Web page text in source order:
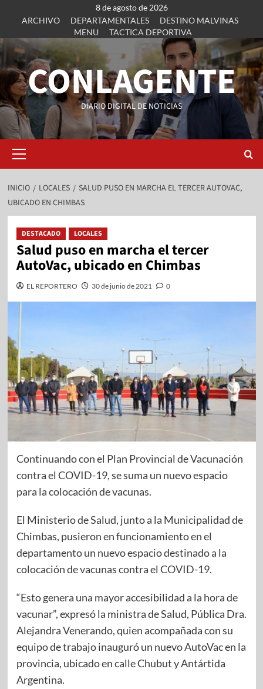
8 de agosto de 2026
ARCHIVO
DEPARTAMENTALES
DESTINO MALVINAS
MENU
TACTICA DEPORTIVA
CONLAGENTE
DIARIO DIGITAL DE NOTICIAS
INICIO LOCALES
SALUD PUSO EN MARCHA EL TERCER AUTOVAC,
UBICADO EN CHIMBAS
DESTACADO LOCALES
Salud puso en marcha el tercer
AutoVac, ubicado en Chimbas
EL REPORTERO 30 de junio de 2021 0
Continuando con el Plan Provincial de Vacunación
contra el COVID-19, se suma un nuevo espacio
para la colocación de vacunas.
El Ministerio de Salud, junto a la Municipalidad de
Chimbas, pusieron en funcionamiento en el
departamento un nuevo espacio destinado a la
colocación de vacunas contra el COVID-19.
“Esto genera una mayor accesibilidad a la hora de
vacunar”, expresó la ministra de Salud, Pública Dra.
Alejandra Venerando, quien acompañada con su
equipo de trabajo inauguró un nuevo AutoVac en la
provincia, ubicado en calle Chubut y Antártida
Argentina.